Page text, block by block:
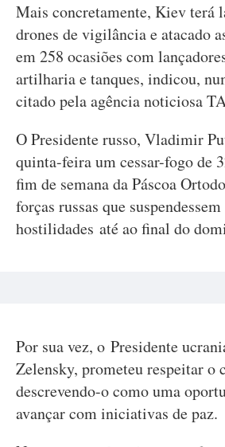
Mais concretamente, Kiev terá
drones de vigilância e atacado
em 258 ocasiões com
artilharia e tanques, indicou,
citado pela agência noticiosa
O Presidente russo, Vladimir
quinta-feira um cessar-fogo de
fim de semana da Páscoa
forças russas que suspendessem
hostilidades até ao final do
Por sua vez, o Presidente
Zelensky, prometeu respeitar o
descrevendo-o como uma
avançar com iniciativas de paz.